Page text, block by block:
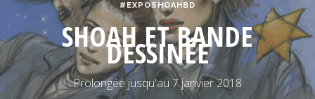
ÉVÉNEMENTS
RESSOURCES
ENSEIGNANTS
INFOS PRATIQUES
#EXPOSHOAHBD
SHOAH ET BANDE
DESSINÉE
Prolongée jusqu'au 7 janvier 2018